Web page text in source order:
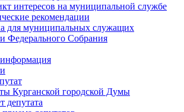
интересов на муниципальной службе
рекомендации
для муниципальных служащих
Федерального Cобрания
Курганской городской Думы
депутата